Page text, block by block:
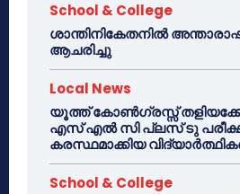
School & College
ശാന്തിനികേതനിൽ
ആചരിച്ചു
Local News
യൂത്ത് കോൺഗ്രസ്സ്
എസ് എൽ സി പ്ലസ് ടു
കരസ്ഥമാക്കിയ
School & College